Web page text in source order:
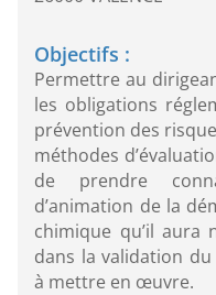
Objectifs :
Permettre au
les obligations
prévention des
méthodes
de prendre
d’animation de la
chimique qu’il
dans la validation
à mettre en œuvre.